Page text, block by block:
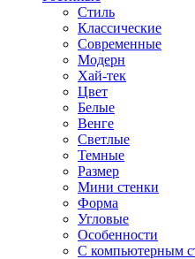
Стиль
Классические
Современные
Модерн
Хай-тек
Цвет
Белые
Венге
Светлые
Темные
Размер
Мини стенки
Форма
Угловые
Особенности
С компьютерным